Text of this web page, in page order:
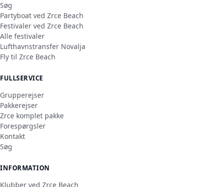
Søg
Partyboat ved Zrce Beach
Festivaler ved Zrce Beach
Alle festivaler
Lufthavnstransfer Novalja
Fly til Zrce Beach
FULLSERVICE
Grupperejser
Pakkerejser
Zrce komplet pakke
Forespørgsler
Kontakt
Søg
INFORMATION
Klubber ved Zrce Beach